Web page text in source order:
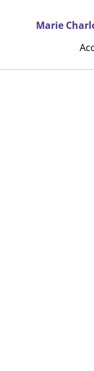
Marie